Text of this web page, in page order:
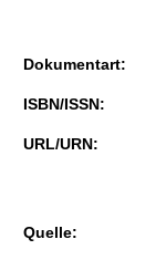
Dokumentart:
ISBN/ISSN:
URL/URN:
Quelle: